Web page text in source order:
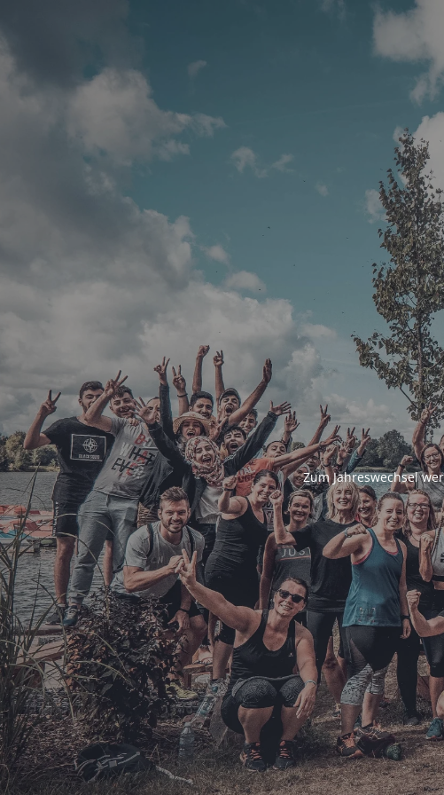
Zum Jahreswechsel